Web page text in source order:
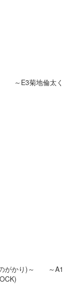
E3菊地倫太く
のがかり)～ ～A1